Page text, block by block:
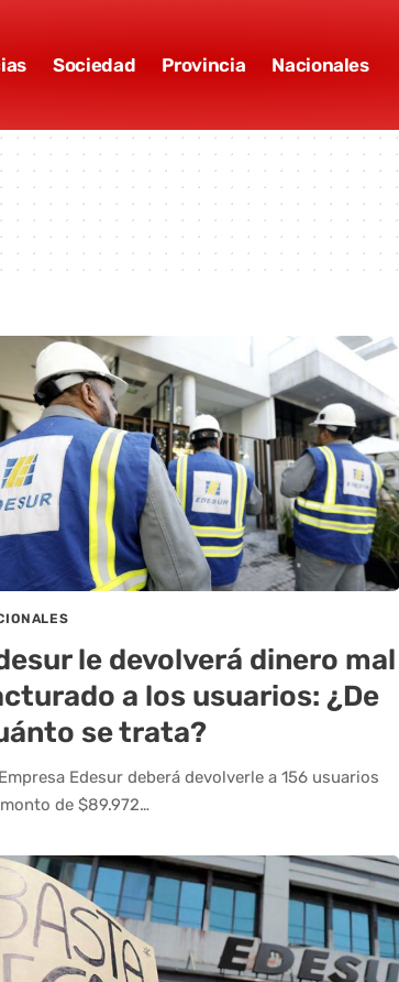
Sociedad Provincia Nacionales
le devolverá dinero mal
a los usuarios: ¿De
se trata?
Edesur deberá devolverle a 156 usuarios
de $89.972…